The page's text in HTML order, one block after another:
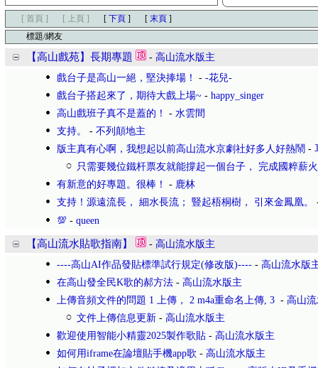
[ 首頁 ] [ 上頁 ] [ 下頁 ] [ 末頁 ]
標題/網友
【高山戲苑】長期專題 - 高山流水版主
戲台子是高山一絕，堅決捧場！
- -花兒-
戲台子搭起來了，期待大戲上場~ - happy_singer
高山戲班子真不是蓋的！
- 水雲間
支持。
- 不列顛地主
版主真有心啊，我想起以前高山流水京劇社好多人好熱鬧 -
只需要幾位鐵杆票友就能撐起一個台子， 完成國粹薪
有新意的好專題。很棒！
- 鹿林
支持！源遠流長， 細水長流； 豎起梧桐樹， 引來金鳳凰。
💯 - queen
【高山流水貼歌指南】 - 高山流水版主
----高山AI作品發貼標準試行規定(修改版)---- - 高山流水版
在高山發全民K歌的郝方法 - 高山流水版主
上傳音頻文件的問題 1 上傳， 2 m4a重命名上傳, 3 - 高山
文件上傳信息更新 - 高山流水版主
歡迎使用智能小精靈2025製作歌貼 - 高山流水版主
如何用iframe在論壇貼手機app歌 - 高山流水版主